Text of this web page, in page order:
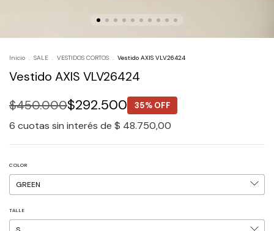
Inicio . SALE . VESTIDOS CORTOS . Vestido AXIS VLV26424
Vestido AXIS VLV26424
$450.000$292.500 35% OFF
6 cuotas sin interés de $ 48.750,00
COLOR
TALLE